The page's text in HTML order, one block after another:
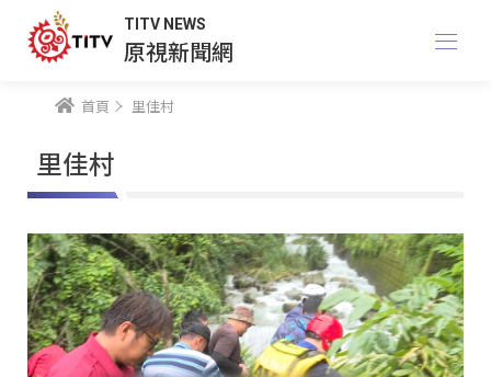
TITV NEWS
原視新聞網
首頁 里佳村
里佳村